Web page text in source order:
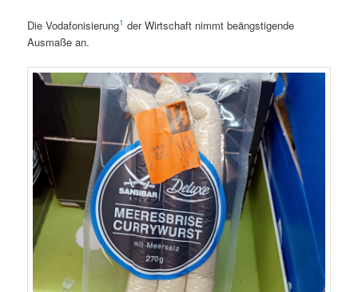
Die Vodafonisierung1 der Wirtschaft nimmt beängstigende
Ausmaße an.